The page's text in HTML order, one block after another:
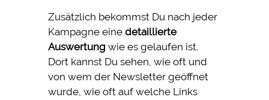
Zusätzlich bekommst Du nach jeder
Kampagne einedetaillierte
Auswertung wie es gelaufen ist.
Dort kannst Du sehen, wie oft und
von wem der Newsletter geöffnet
wurde, wie oft auf welche Links